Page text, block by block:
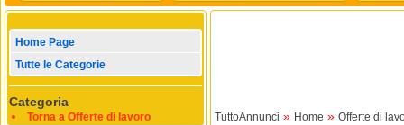
Home Page
Tutte le Categorie
Categoria
Torna a Offerte di lavoro TuttoAnnunci » Home » Offerte di